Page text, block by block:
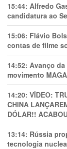
15:44: Alfredo
candidatura ao
15:06: Flávio
contas de filme
14:52: Avanço da
movimento
14:20: VÍDEO:
CHINA
DÓLAR!!
13:14: Rússia
tecnologia